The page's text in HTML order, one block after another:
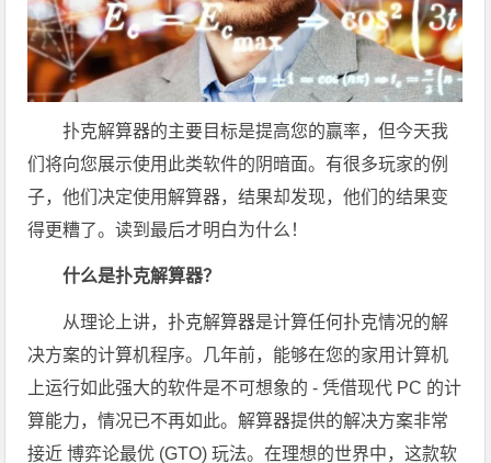
扑克解算器的主要目标是提高您的赢率，但今天我
们将向您展示使用此类软件的阴暗面。有很多玩家的例
子，他们决定使用解算器，结果却发现，他们的结果变
得更糟了。读到最后才明白为什么！
什么是扑克解算器？
从理论上讲，扑克解算器是计算任何扑克情况的解
决方案的计算机程序。几年前，能够在您的家用计算机
上运行如此强大的软件是不可想象的 - 凭借现代 PC 的计
算能力，情况已不再如此。解算器提供的解决方案非常
接近 博弈论最优 (GTO) 玩法。在理想的世界中，这款软